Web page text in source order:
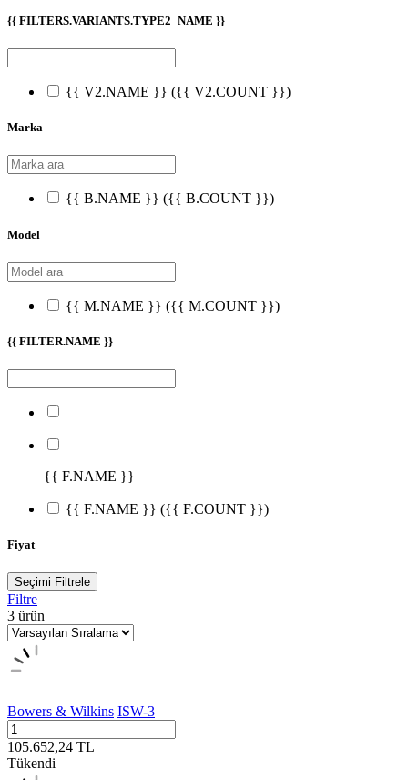
{{ FILTERS.VARIANTS.TYPE2_NAME }}
{{ V2.NAME }} ({{ V2.COUNT }})
Marka
{{ B.NAME }} ({{ B.COUNT }})
Model
{{ M.NAME }} ({{ M.COUNT }})
{{ FILTER.NAME }}
{{ F.NAME }}
{{ F.NAME }} ({{ F.COUNT }})
Fiyat
Seçimi Filtrele
Filtre
3 ürün
Bowers & Wilkins ISW-3
105.652,24 TL
Tükendi